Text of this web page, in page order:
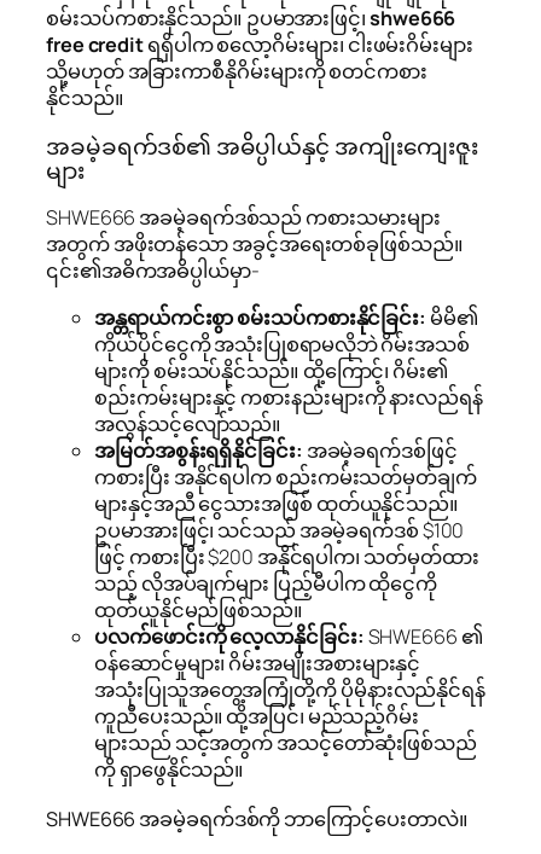
စမ်းသပ်ကစားနိုင်သည်။ ဥပမာအားဖြင့်၊shwe666
free creditရရှိပါက စလော့ဂိမ်းများ၊ ငါးဖမ်းဂိမ်းများ
သို့မဟုတ် အခြားကာစီနိုဂိမ်းများကို စတင်ကစား
နိုင်သည်။
အခမဲ့ခရက်ဒစ်၏ အဓိပ္ပါယ်နှင့် အကျိုးကျေးဇူး
များ
SHWE666 အခမဲ့ခရက်ဒစ်သည် ကစားသမားများ
အတွက် အဖိုးတန်သော အခွင့်အရေးတစ်ခုဖြစ်သည်။
၎င်း၏အဓိကအဓိပ္ပါယ်မှာ-
အန္တရာယ်ကင်းစွာ စမ်းသပ်ကစားနိုင်ခြင်း: မိမိ၏
ကိုယ်ပိုင်ငွေကို အသုံးပြုစရာမလိုဘဲ ဂိမ်းအသစ်
များကို စမ်းသပ်နိုင်သည်။ ထို့ကြောင့်၊ ဂိမ်း၏
စည်းကမ်းများနှင့် ကစားနည်းများကို နားလည်ရန်
အလွန်သင့်လျော်သည်။
အမြတ်အစွန်းရရှိနိုင်ခြင်း: အခမဲ့ခရက်ဒစ်ဖြင့်
ကစားပြီး အနိုင်ရပါက စည်းကမ်းသတ်မှတ်ချက်
များနှင့်အညီ ငွေသားအဖြစ် ထုတ်ယူနိုင်သည်။
ဥပမာအားဖြင့်၊ သင်သည် အခမဲ့ခရက်ဒစ် $100
ဖြင့် ကစားပြီး $200 အနိုင်ရပါက၊ သတ်မှတ်ထား
သည့် လိုအပ်ချက်များ ပြည့်မီပါက ထိုငွေကို
ထုတ်ယူနိုင်မည်ဖြစ်သည်။
ပလက်ဖောင်းကို လေ့လာနိုင်ခြင်း: SHWE666 ၏
ဝန်ဆောင်မှုများ၊ ဂိမ်းအမျိုးအစားများနှင့်
အသုံးပြုသူအတွေ့အကြုံတို့ကို ပိုမိုနားလည်နိုင်ရန်
ကူညီပေးသည်။ ထို့အပြင်၊ မည်သည့်ဂိမ်း
များသည် သင့်အတွက် အသင့်တော်ဆုံးဖြစ်သည်
ကို ရှာဖွေနိုင်သည်။
SHWE666 အခမဲ့ခရက်ဒစ်ကို ဘာကြောင့်ပေးတာလဲ။